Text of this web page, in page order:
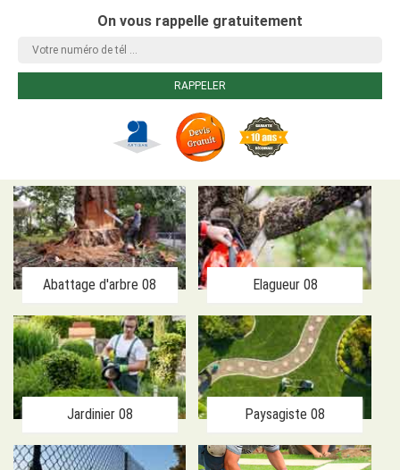
On vous rappelle gratuitement
Abattage d'arbre 08 Elagueur 08
Jardinier 08 Paysagiste 08